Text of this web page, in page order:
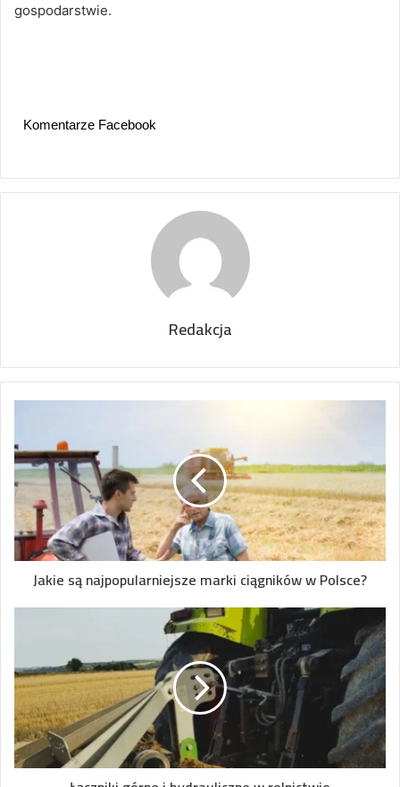
gospodarstwie.
Komentarze Facebook
Redakcja
Jakie są najpopularniejsze marki ciągników w Polsce?